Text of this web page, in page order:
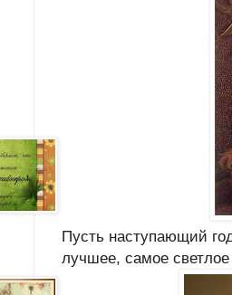
Пусть наступающий
лучшее, самое